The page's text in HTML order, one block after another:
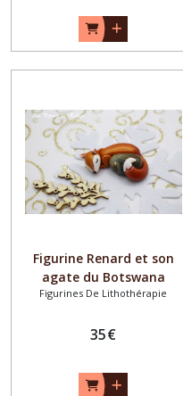
Figurine Renard et son
agate du Botswana
Figurines De Lithothérapie
35€